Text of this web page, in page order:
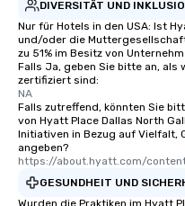
DIVERSITÄT UND
Nur für Hotels in den USA: Ist
und/oder die
zu 51% im Besitz von
Falls Ja, geben Sie bitte an, als
zertifiziert sind:
NA
Falls zutreffend, könnten Sie
von Hyatt Place Dallas North
Initiativen in Bezug auf Vielfalt,
angeben?
https://about.hyatt.com/
GESUNDHEIT UND
Wurden die Praktiken im Hyatt